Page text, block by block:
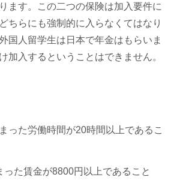
ます。この二つの保険は加入要件に
ちらにも強制的に入らなくてはなり
国人留学生は日本で年金はもらいま
加入するということはできません。
った労働時間が20時間以上であるこ
た賃金が8800円以上であること